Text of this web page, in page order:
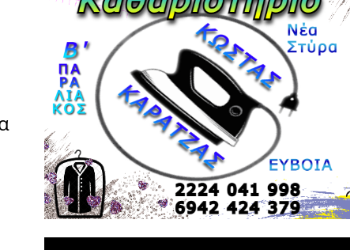
Υεμένη: Σομαλοί πειρατές στο
πετρελαιοφόρο Eureka
03/05/2026 | 06:40
Αντιδρά μετά από 17 ημέρες νοσηλείας
ο Γιώργος Μυλωνάκης, τον
επισκέφτηκε ο πρωθυπουργός
02/05/2026 | 20:54
Μεντιλίμπαρ: Ξεχωριστό το κλίμα σε
κάθε παιχνίδι ΠΑΟΚ και Ολυμπιακού
02/05/2026 | 20:28
Περιστέρι: Ένταση μεταξύ ανηλίκων